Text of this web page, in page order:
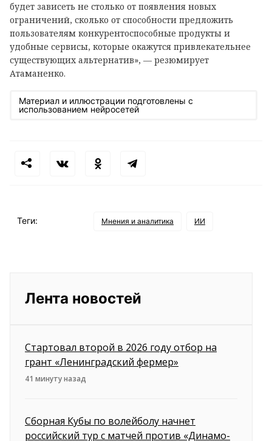
будет зависеть не столько от появления новых
ограничений, сколько от способности предложить
пользователям конкурентоспособные продукты и
удобные сервисы, которые окажутся привлекательнее
существующих альтернатив», — резюмирует
Атаманенко.
Материал и иллюстрации подготовлены с
использованием нейросетей
Теги: Мнения и аналитика ИИ
Лента новостей
Стартовал второй в 2026 году отбор на
грант «Ленинградский фермер»
41 минуту назад
Сборная Кубы по волейболу начнет
российский тур с матчей против «Динамо-